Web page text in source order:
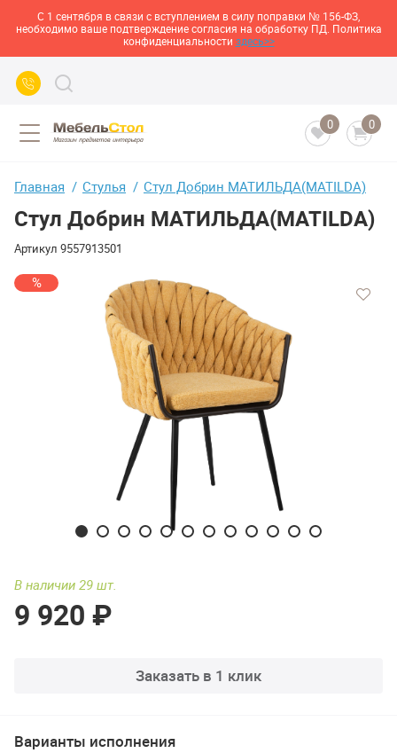
С 1 сентября в связи с вступлением в силу поправки № 156-ФЗ,
необходимо ваше подтверждение согласия на обработку ПД. Политика
конфиденциальности здесь>>
0 0
Главная Стулья Стул Добрин МАТИЛЬДА(MATILDA)
Стул Добрин МАТИЛЬДА(MATILDA)
Артикул 9557913501
%
В наличии 29 шт.
9 920 ₽
Заказать в 1 клик
Варианты исполнения